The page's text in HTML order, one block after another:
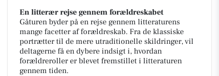
En litterær rejse gennem forældreskabet
Gåturen byder på en rejse gennem litteraturens
mange facetter af forældreskab. Fra de klassiske
portrætter til de mere utraditionelle skildringer, vil
deltagerne få en dybere indsigt i, hvordan
forældreroller er blevet fremstillet i litteraturen
gennem tiden.